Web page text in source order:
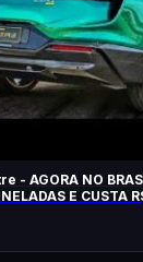
- AGORA NO
E CUSTA